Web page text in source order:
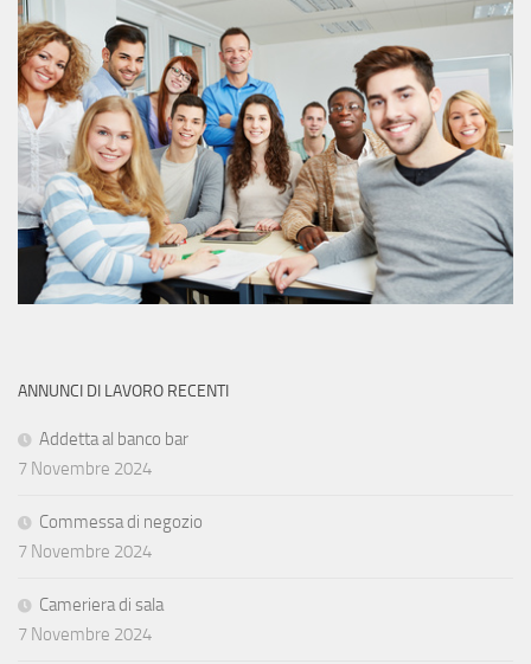
ANNUNCI DI LAVORO RECENTI
Addetta al banco bar
7 Novembre 2024
Commessa di negozio
7 Novembre 2024
Cameriera di sala
7 Novembre 2024